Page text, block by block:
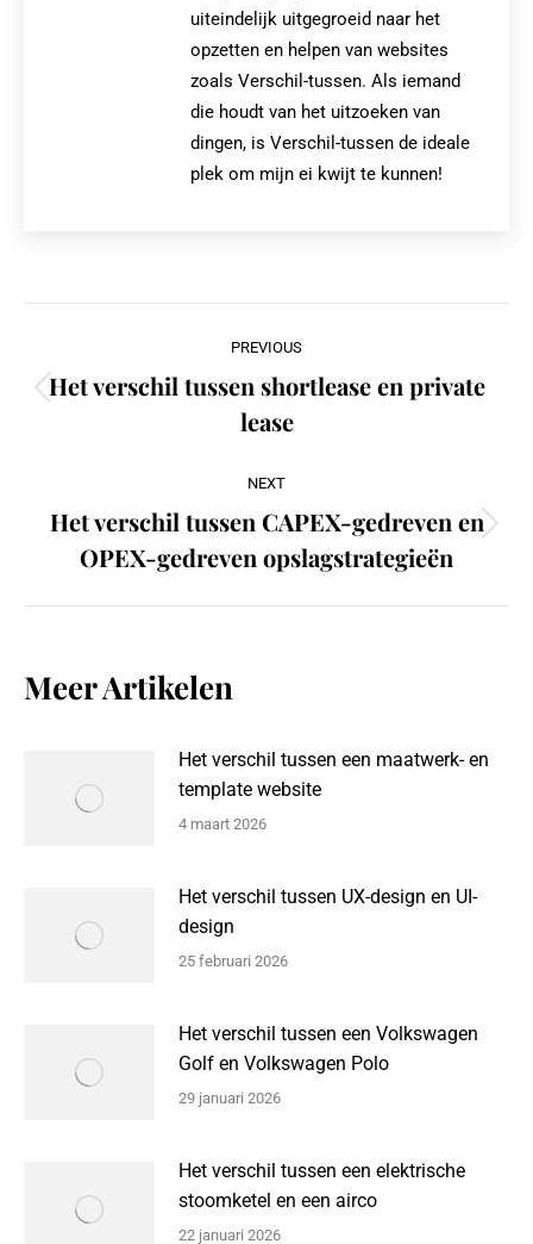
uiteindelijk uitgegroeid naar het
opzetten en helpen van websites
zoals Verschil-tussen. Als iemand
die houdt van het uitzoeken van
dingen, is Verschil-tussen de ideale
plek om mijn ei kwijt te kunnen!
navigation
PREVIOUS
Previous
post:
Het verschil tussen shortlease en private
lease
NEXT
Next
post:
Het verschil tussen CAPEX-gedreven en
OPEX-gedreven opslagstrategieën
Meer Artikelen
Het verschil tussen een maatwerk- en
template website
4 maart 2026
Het verschil tussen UX-design en UI-
design
25 februari 2026
Het verschil tussen een Volkswagen
Golf en Volkswagen Polo
29 januari 2026
Het verschil tussen een elektrische
stoomketel en een airco
22 januari 2026